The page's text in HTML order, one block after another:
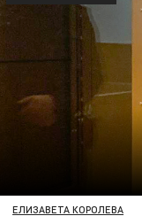
ЕЛИЗАВЕТА КОРОЛЕВА